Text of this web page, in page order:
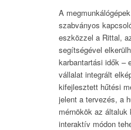
A
szabványos
eszközzel a Rittal,
segítségével
karbantartási idők –
vállalat integrált
kifejlesztett hűtési
jelent a tervezés, a
mérnökök az
interaktív módon